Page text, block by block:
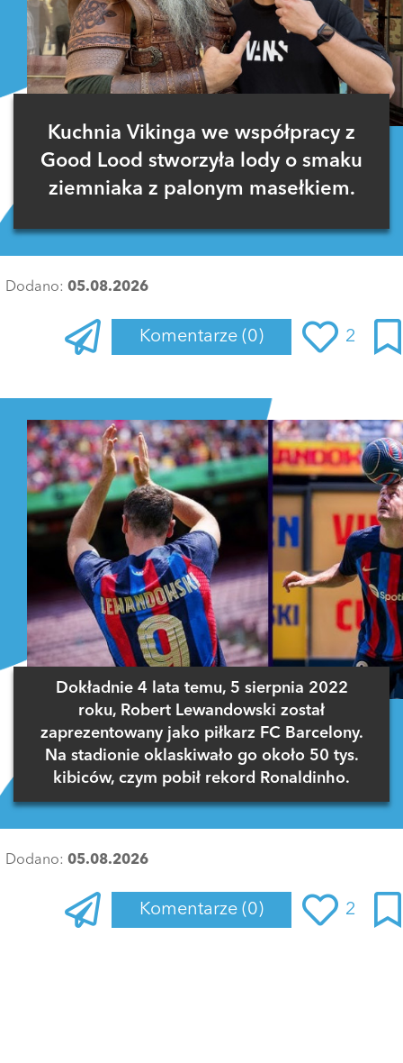
Kuchnia Vikinga we współpracy z
Good Lood stworzyła lody o smaku
ziemniaka z palonym masełkiem.
Dodano: 05.08.2026
Komentarze (0) 2
Dokładnie 4 lata temu, 5 sierpnia 2022
roku, Robert Lewandowski został
zaprezentowany jako piłkarz FC Barcelony.
Na stadionie oklaskiwało go około 50 tys.
kibiców, czym pobił rekord Ronaldinho.
Dodano: 05.08.2026
Komentarze (0) 2